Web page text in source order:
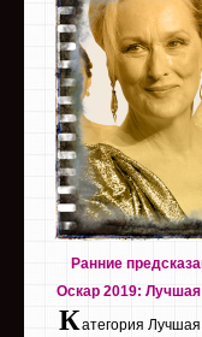
Ранние
Оскар 2019: Лучшая
Категория Лучшая